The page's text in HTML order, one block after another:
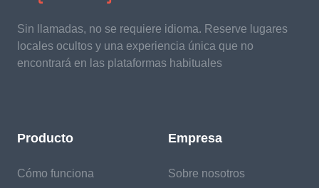
Sin llamadas, no se requiere idioma. Reserve lugares
locales ocultos y una experiencia única que no
encontrará en las plataformas habituales
Producto
Cómo funciona
Empresa
Sobre nosotros